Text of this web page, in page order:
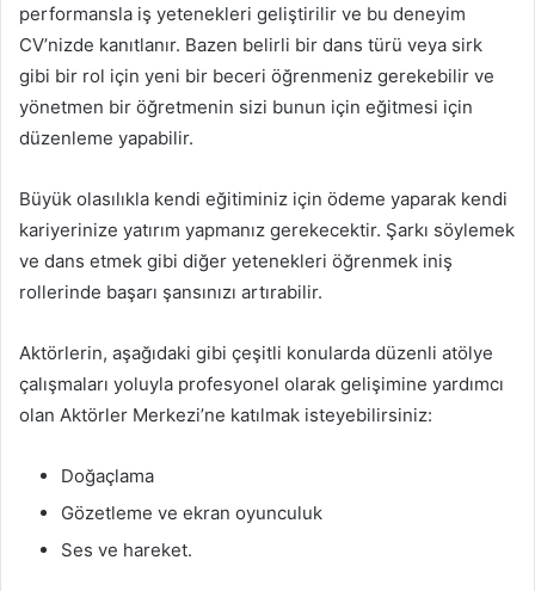
performansla iş yetenekleri geliştirilir ve bu deneyim
CV’nizde kanıtlanır. Bazen belirli bir dans türü veya sirk
gibi bir rol için yeni bir beceri öğrenmeniz gerekebilir ve
yönetmen bir öğretmenin sizi bunun için eğitmesi için
düzenleme yapabilir.
Büyük olasılıkla kendi eğitiminiz için ödeme yaparak kendi
kariyerinize yatırım yapmanız gerekecektir. Şarkı söylemek
ve dans etmek gibi diğer yetenekleri öğrenmek iniş
rollerinde başarı şansınızı artırabilir.
Aktörlerin, aşağıdaki gibi çeşitli konularda düzenli atölye
çalışmaları yoluyla profesyonel olarak gelişimine yardımcı
olan Aktörler Merkezi’ne katılmak isteyebilirsiniz:
Doğaçlama
Gözetleme ve ekran oyunculuk
Ses ve hareket.